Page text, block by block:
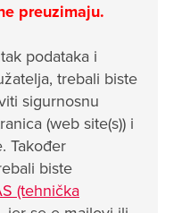
preuzimaju.
podataka i
trebali biste
sigurnosnu
(web site(s)) i
Također
biste
(tehnička